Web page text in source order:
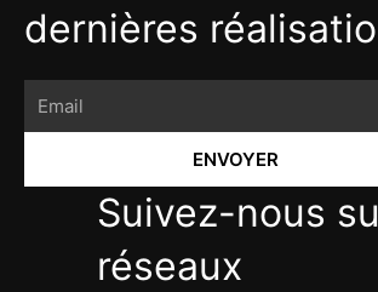
dernières
ENVOYER
Suivez-nous
réseaux